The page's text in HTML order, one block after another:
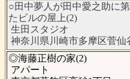
○田中夢人が田中愛之助に
たビルの屋上(2)
生田スタジオ
神奈川県川崎市多摩区菅仙
◎海藤正樹の家(2)
アパート